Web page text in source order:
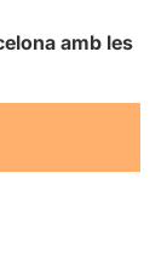
amb les